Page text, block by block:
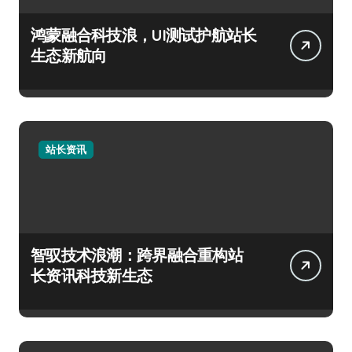
鸿蒙融合科技浪，UI测试护航站长
生态新航向
站长资讯
智驭技术浪潮：跨界融合重构站
长资讯科技新生态